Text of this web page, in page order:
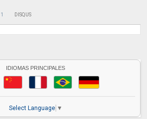
1 DISQUS
IDIOMAS PRINCIPALES
Select Language ▼